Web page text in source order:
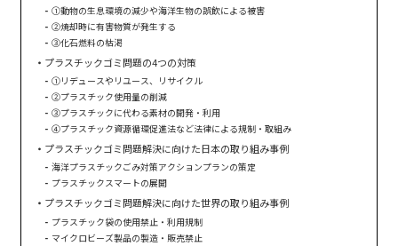
①動物の生息環境の減少や海洋生物の誤飲による被害
②焼却時に有害物質が発生する
③化石燃料の枯渇
プラスチックゴミ問題の4つの対策
①リデュースやリユース、リサイクル
②プラスチック使用量の削減
③プラスチックに代わる素材の開発・利用
④プラスチック資源循環促進法など法律による規制・取組み
プラスチックゴミ問題解決に向けた日本の取り組み事例
海洋プラスチックごみ対策アクションプランの策定
プラスチックスマートの展開
プラスチックゴミ問題解決に向けた世界の取り組み事例
プラスチック袋の使用禁止・利用規制
マイクロビーズ製品の製造・販売禁止